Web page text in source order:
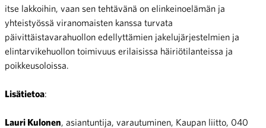
itse lakkoihin, vaan sen tehtävänä on elinkeinoelämän ja
yhteistyössä viranomaisten kanssa turvata
päivittäistavarahuollon edellyttämien jakelujärjestelmien ja
elintarvikehuollon toimivuus erilaisissa häiriötilanteissa ja
poikkeusoloissa.
Lisätietoa:
Lauri Kulonen , asiantuntija, varautuminen, Kaupan liitto, 040